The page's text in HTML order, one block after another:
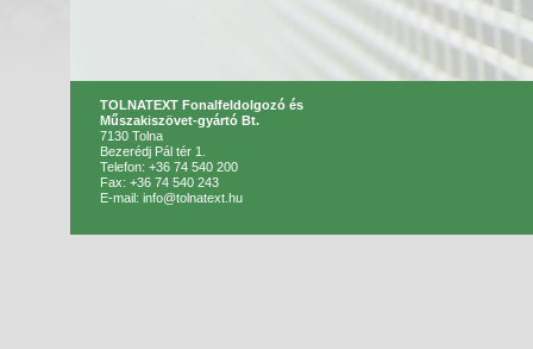
TOLNATEXT Fonalfeldolgozó és
Műszakiszövet-gyártó Bt.
7130 Tolna
Bezerédj Pál tér 1.
Telefon: +36 74 540 200
Fax: +36 74 540 243
E-mail: info@tolnatext.hu